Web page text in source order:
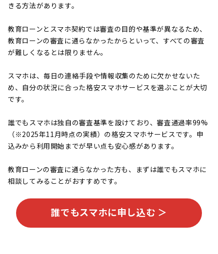
きる方法があります。
教育ローンとスマホ契約では審査の目的や基準が異なるため、
教育ローンの審査に通らなかったからといって、すべての審査
が難しくなるとは限りません。
スマホは、毎日の連絡手段や情報収集のために欠かせないた
め、自分の状況に合った格安スマホサービスを選ぶことが大切
です。
誰でもスマホは独自の審査基準を設けており、審査通過率99%
（※2025年11月時点の実績）の格安スマホサービスです。申
込みから利用開始までが早い点も安心感があります。
教育ローンの審査に通らなかった方も、まずは誰でもスマホに
相談してみることがおすすめです。
誰でもスマホに申し込む ＞